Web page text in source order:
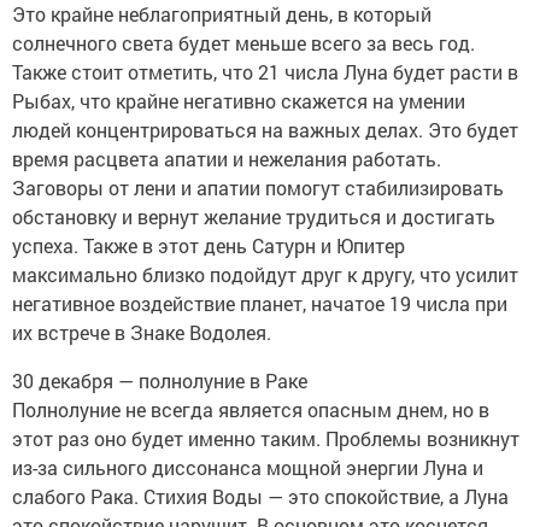
Это крайне неблагоприятный день, в который
солнечного света будет меньше всего за весь год.
Также стоит отметить, что 21 числа Луна будет расти в
Рыбах, что крайне негативно скажется на умении
людей концентрироваться на важных делах. Это будет
время расцвета апатии и нежелания работать.
Заговоры от лени и апатии помогут стабилизировать
обстановку и вернут желание трудиться и достигать
успеха. Также в этот день Сатурн и Юпитер
максимально близко подойдут друг к другу, что усилит
негативное воздействие планет, начатое 19 числа при
их встрече в Знаке Водолея.
30 декабря — полнолуние в Раке
Полнолуние не всегда является опасным днем, но в
этот раз оно будет именно таким. Проблемы возникнут
из-за сильного диссонанса мощной энергии Луна и
слабого Рака. Стихия Воды — это спокойствие, а Луна